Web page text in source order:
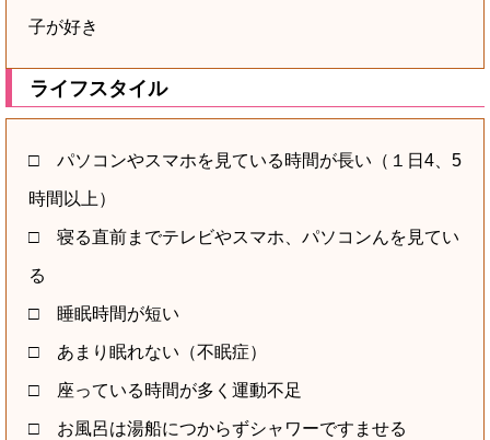
子が好き
ライフスタイル
□ パソコンやスマホを見ている時間が長い（１日4、5
時間以上）
□ 寝る直前までテレビやスマホ、パソコンんを見てい
る
□ 睡眠時間が短い
□ あまり眠れない（不眠症）
□ 座っている時間が多く運動不足
□ お風呂は湯船につからずシャワーですませる